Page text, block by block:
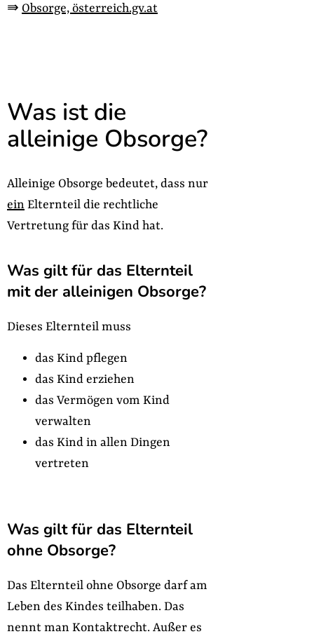
⇛ Obsorge, österreich.gv.at
Was ist die
alleinige Obsorge?
Alleinige Obsorge bedeutet, dass nur
ein Elternteil die rechtliche
Vertretung für das Kind hat.
Was gilt für das Elternteil
mit der alleinigen Obsorge?
Dieses Elternteil muss
das Kind pflegen
das Kind erziehen
das Vermögen vom Kind
verwalten
das Kind in allen Dingen
vertreten
Was gilt für das Elternteil
ohne Obsorge?
Das Elternteil ohne Obsorge darf am
Leben des Kindes teilhaben. Das
nennt man Kontaktrecht. Außer es